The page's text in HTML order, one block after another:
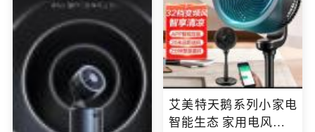
艾美特天鹅系列小家电
智能生态 家用电风扇直